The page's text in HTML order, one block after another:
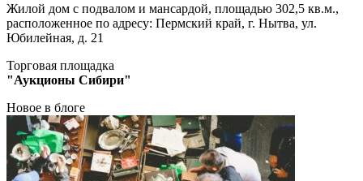
Жилой дом с подвалом и мансардой, площадью 302,5 кв.м.,
расположенное по адресу: Пермский край, г. Нытва, ул.
Юбилейная, д. 21
Торговая площадка
"Аукционы Сибири"
Новое в блоге